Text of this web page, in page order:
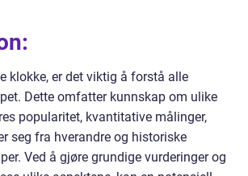
klokke, er det viktig å forstå alle
Dette omfatter kunnskap om ulike
popularitet, kvantitative målinger,
seg fra hverandre og historiske
Ved å gjøre grundige vurderinger og